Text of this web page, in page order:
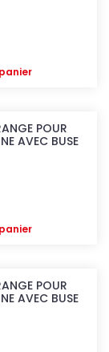
POUR
AVEC BUSE
POUR
AVEC BUSE